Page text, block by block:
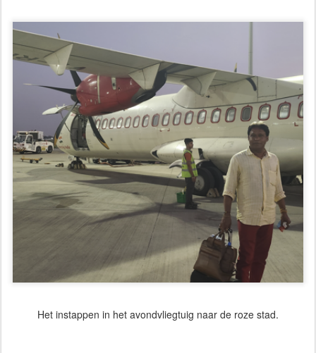
Het instappen in het avondvliegtuig naar de roze stad.